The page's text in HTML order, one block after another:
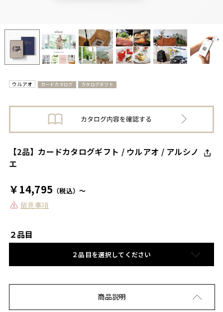
ウルアオ カードカタログ カタログギフト
【2品】カードカタログギフト / ウルアオ / アルシノ
エ
￥14,795 （税込）～
留意事項
２品目
２品目を選択してください
商品説明